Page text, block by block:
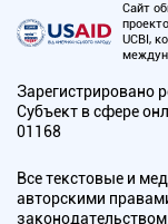
Сайт
UCBI,
Зарегистрировано
Субъект в сфере
01168
Все текстовые и
авторскими